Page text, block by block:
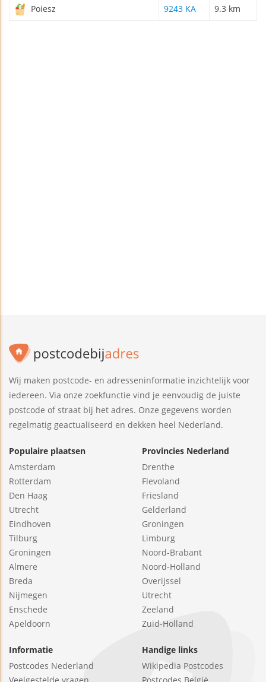
Poiesz 9243 KA 9.3 km
Wij maken postcode- en adresseninformatie inzichtelijk voor
iedereen. Via onze zoekfunctie vind je eenvoudig de juiste
postcode of straat bij het adres. Onze gegevens worden
regelmatig geactualiseerd en dekken heel Nederland.
Populaire plaatsen
Amsterdam
Rotterdam
Den Haag
Utrecht
Eindhoven
Tilburg
Groningen
Almere
Breda
Nijmegen
Enschede
Apeldoorn
Provincies Nederland
Drenthe
Flevoland
Friesland
Gelderland
Groningen
Limburg
Noord-Brabant
Noord-Holland
Overijssel
Utrecht
Zeeland
Zuid-Holland
Informatie
Postcodes Nederland
Handige links
Wikipedia Postcodes